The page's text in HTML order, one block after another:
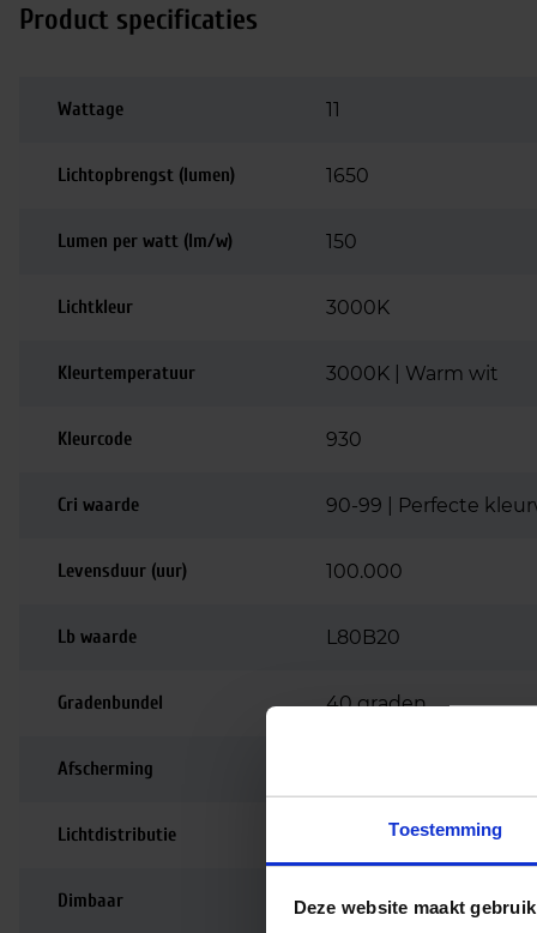
Toestemming
Deze website maakt
Product specificaties
Wattage 11
Lichtopbrengst (lumen) 1650
Lumen per watt (lm/w) 150
Lichtkleur 3000K
Kleurtemperatuur 3000K | Warm wit
Kleurcode 930
Cri waarde 90-99 | Perfecte
Levensduur (uur) 100.000
Lb waarde L80B20
Gradenbundel 40 graden
Afscherming
Lichtdistributie Symmetrisch
Dimbaar Niet dimbaar